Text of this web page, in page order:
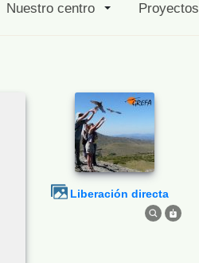
Nuestro centro Proyectos
Liberación directa